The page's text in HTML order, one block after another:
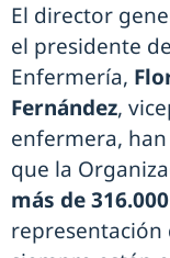
El director
el presidente
Enfermería,
Fernández,
enfermera,
que la
más de
representación